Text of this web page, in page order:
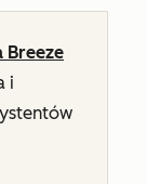
Breeze
i